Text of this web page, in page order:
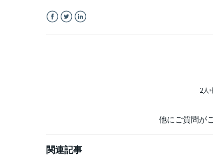
2人
他にご質問が
関連記事